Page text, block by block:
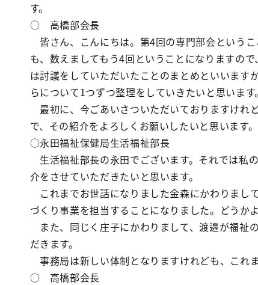
す。
○ 高橋部会長
皆さん、こんにちは。第4回の専門部会という
も、数えましてもう4回ということになりますの
は討議をしていただいたことのまとめといいます
らについて1つずつ整理をしていきたいと思います。
最初に、今ごあいさついただいておりますけれ
で、その紹介をよろしくお願いしたいと思います。
○永田福祉保健局生活福祉部長
生活福祉部長の永田でございます。それでは私
介をさせていただきたいと思います。
これまでお世話になりました金森にかわりまし
づくり事業を担当することになりました。どうか
また、同じく庄子にかわりまして、渡邉が福祉
だきます。
事務局は新しい体制となりますけれども、これ
○ 高橋部会長